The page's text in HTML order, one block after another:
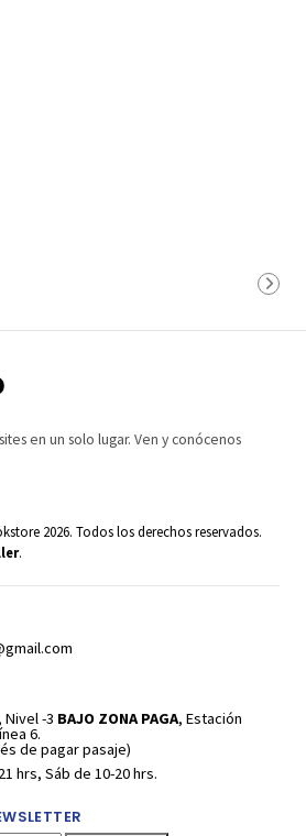
en un solo lugar. Ven y conócenos
2026. Todos los derechos reservados.
.
Nivel -3 BAJO ZONA PAGA, Estación
6.
de pagar pasaje)
hrs, Sáb de 10-20 hrs.